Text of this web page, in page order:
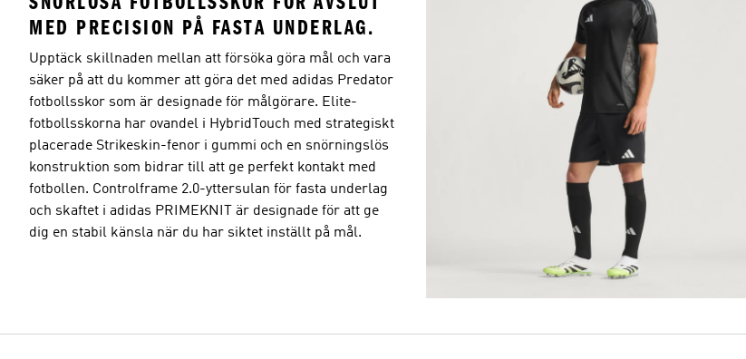
MED PRECISION PÅ FASTA UNDERLAG.
Upptäck skillnaden mellan att försöka göra mål och vara
säker på att du kommer att göra det med adidas Predator
fotbollsskor som är designade för målgörare. Elite-
fotbollsskorna har ovandel i HybridTouch med strategiskt
placerade Strikeskin-fenor i gummi och en snörningslös
konstruktion som bidrar till att ge perfekt kontakt med
fotbollen. Controlframe 2.0-yttersulan för fasta underlag
och skaftet i adidas PRIMEKNIT är designade för att ge
dig en stabil känsla när du har siktet inställt på mål.